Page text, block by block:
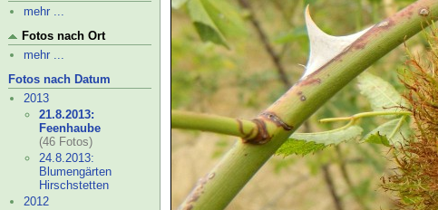
mehr ...
Fotos nach Ort
mehr ...
Fotos nach Datum
2013
21.8.2013:
Feenhaube
(46 Fotos)
24.8.2013:
Blumengärten
Hirschstetten
2012